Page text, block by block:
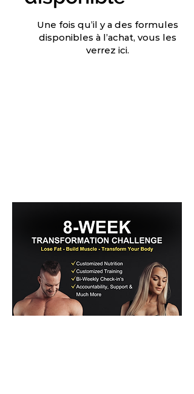
Une fois qu’il y a des formules
disponibles à l’achat, vous les
verrez ici.